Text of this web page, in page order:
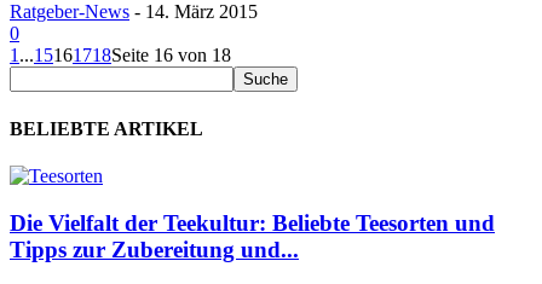
Ratgeber-News - 14. März 2015
0
1 ...15161718Seite 16 von 18
BELIEBTE ARTIKEL
Die Vielfalt der Teekultur: Beliebte Teesorten und
Tipps zur Zubereitung und...